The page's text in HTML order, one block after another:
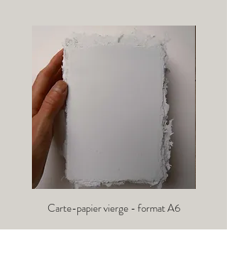
Carte-papier vierge - format A6